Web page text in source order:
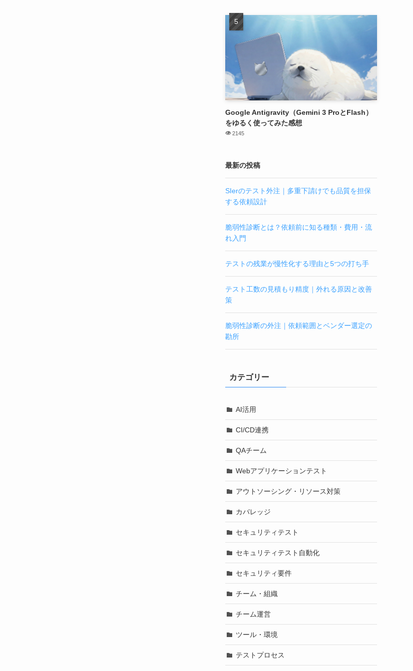
Google Antigravity（Gemini 3 ProとFlash）
をゆるく使ってみた感想
2145
最新の投稿
SIerのテスト外注｜多重下請けでも品質を担保
する依頼設計
脆弱性診断とは？依頼前に知る種類・費用・流
れ入門
テストの残業が慢性化する理由と5つの打ち手
テスト工数の見積もり精度｜外れる原因と改善
策
脆弱性診断の外注｜依頼範囲とベンダー選定の
勘所
カテゴリー
AI活用
CI/CD連携
QAチーム
Webアプリケーションテスト
アウトソーシング・リソース対策
カバレッジ
セキュリティテスト
セキュリティテスト自動化
セキュリティ要件
チーム・組織
チーム運営
ツール・環境
テストプロセス